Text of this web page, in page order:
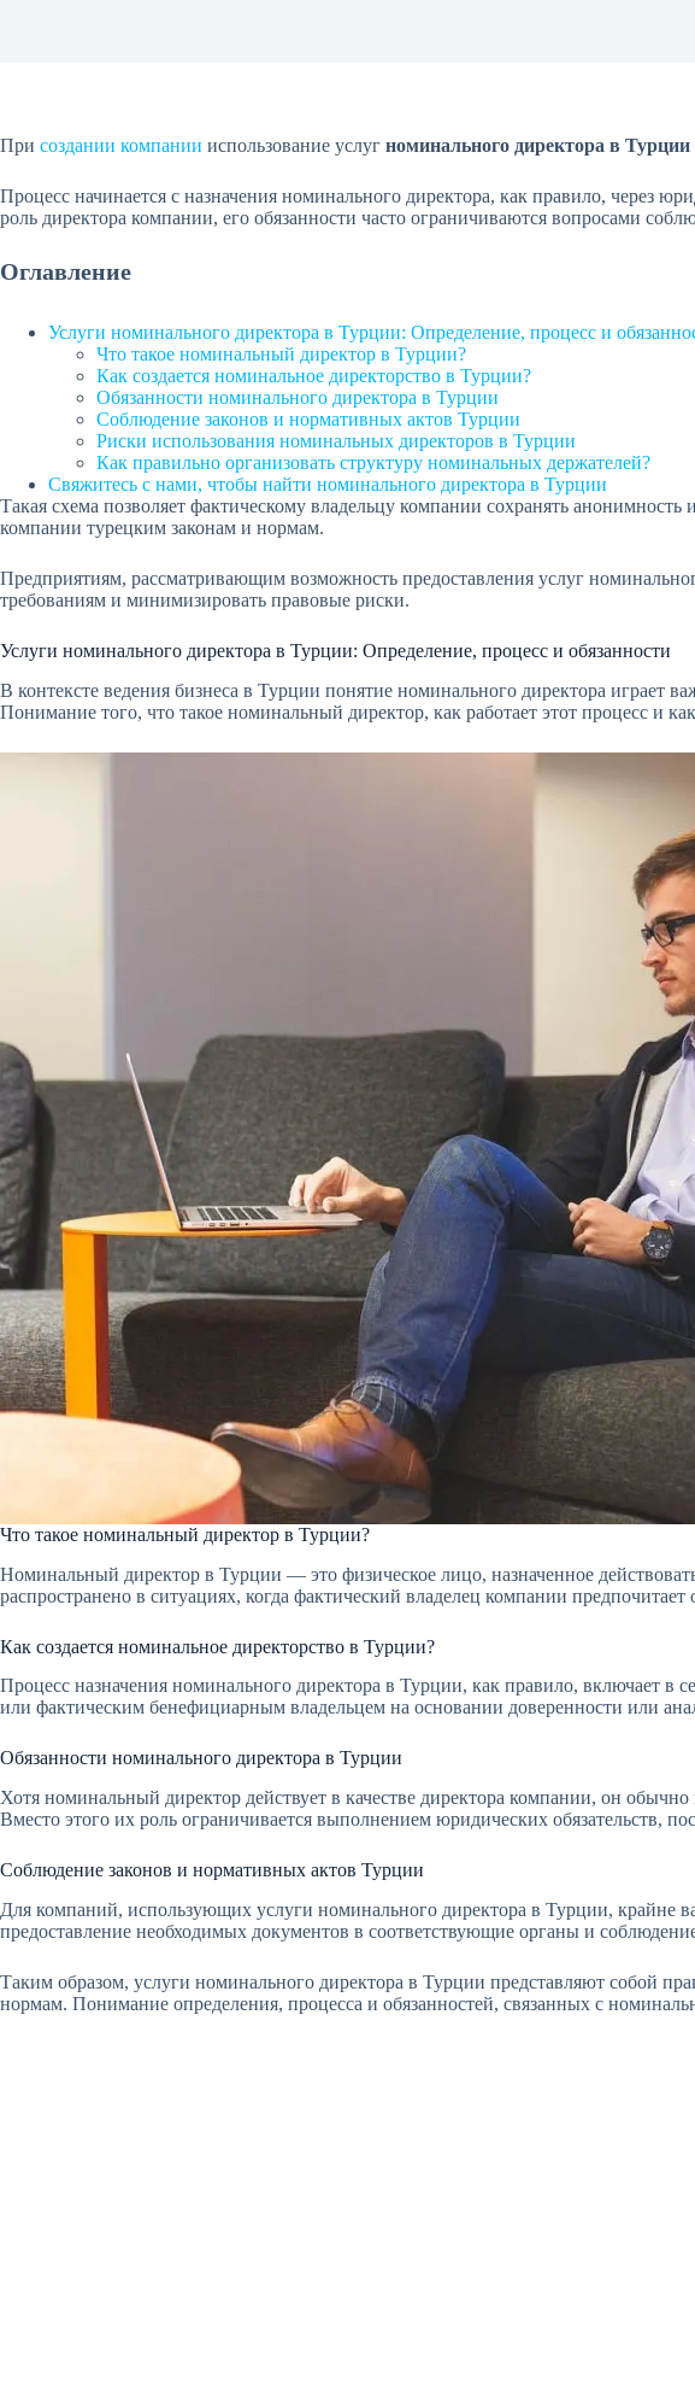
При создании компании использование услуг номинального директора в Турции
Процесс начинается с назначения номинального директора, как правило, через
роль директора компании, его обязанности часто ограничиваются вопросами
Оглавление
Услуги номинального директора в Турции: Определение, процесс и
Что такое номинальный директор в Турции?
Как создается номинальное директорство в Турции?
Обязанности номинального директора в Турции
Соблюдение законов и нормативных актов Турции
Риски использования номинальных директоров в Турции
Как правильно организовать структуру номинальных держателей?
Свяжитесь с нами, чтобы найти номинального директора в Турции
Такая схема позволяет фактическому владельцу компании сохранять
компании турецким законам и нормам.
Предприятиям, рассматривающим возможность предоставления услуг
требованиям и минимизировать правовые риски.
Услуги номинального директора в Турции: Определение, процесс и обязанности
В контексте ведения бизнеса в Турции понятие номинального директора играет
Понимание того, что такое номинальный директор, как работает этот процесс и
Что такое номинальный директор в Турции?
Номинальный директор в Турции — это физическое лицо, назначенное
распространено в ситуациях, когда фактический владелец компании
Как создается номинальное директорство в Турции?
Процесс назначения номинального директора в Турции, как правило, включает
или фактическим бенефициарным владельцем на основании доверенности или
Обязанности номинального директора в Турции
Хотя номинальный директор действует в качестве директора компании, он
Вместо этого их роль ограничивается выполнением юридических обязательств,
Соблюдение законов и нормативных актов Турции
Для компаний, использующих услуги номинального директора в Турции, крайне
предоставление необходимых документов в соответствующие органы и
Таким образом, услуги номинального директора в Турции представляют собой
нормам. Понимание определения, процесса и обязанностей, связанных с